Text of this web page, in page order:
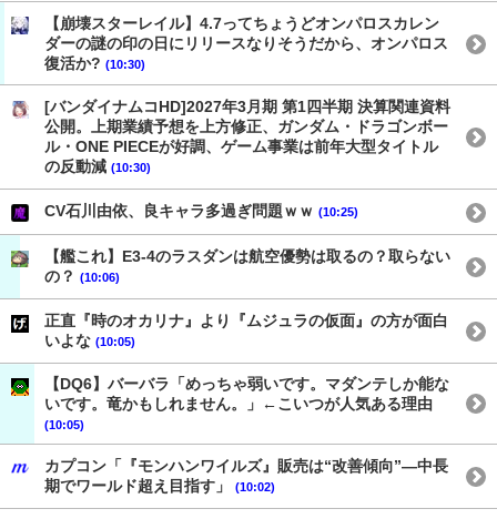
【崩壊スターレイル】4.7ってちょうどオンパロスカレン
ダーの謎の印の日にリリースなりそうだから、オンパロス
復活か? (10:30)
[バンダイナムコHD]2027年3月期 第1四半期 決算関連資料
公開。上期業績予想を上方修正、ガンダム・ドラゴンボー
ル・ONE PIECEが好調、ゲーム事業は前年大型タイトル
の反動減 (10:30)
CV石川由依、良キャラ多過ぎ問題ｗｗ (10:25)
【艦これ】E3-4のラスダンは航空優勢は取るの？取らない
の？ (10:06)
正直『時のオカリナ』より『ムジュラの仮面』の方が面白
いよな (10:05)
【DQ6】バーバラ「めっちゃ弱いです。マダンテしか能な
いです。竜かもしれません。」←こいつが人気ある理由
(10:05)
カプコン「『モンハンワイルズ』販売は“改善傾向”―中長
期でワールド超え目指す」
(10:02)